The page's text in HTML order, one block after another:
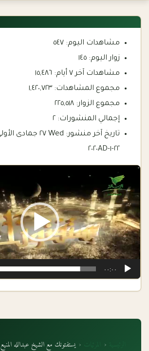
‹
‹ يستفتونك مع الشيخ عبدالله المنيع ٥_٢_١٤٤٠
مشاهدات اليوم:٥٤٧
زوار اليوم:١٤٥
مشاهدات آخر ٧ أيام:
١٥,٤٨٦
مجموع المشاهدات:١,٤٢٠,٧٢٣
مجموع الزوار:٢٢٥,٥١٨
إجمالي المنشورات: ٢
تاريخ آخر منشور:
٢٢-١-٢٠٢٠AD
Player
٠٠:٠٠